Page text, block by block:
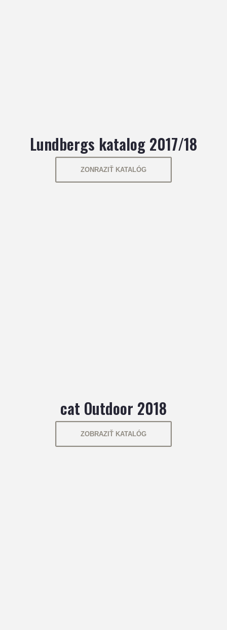
Lundbergs katalog 2017/18
ZONRAZIŤ KATALÓG
cat Outdoor 2018
ZOBRAZIŤ KATALÓG